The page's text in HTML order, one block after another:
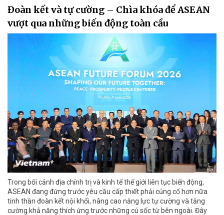
Đoàn kết và tự cường – Chìa khóa để ASEAN
vượt qua những biến động toàn cầu
Trong bối cảnh địa chính trị và kinh tế thế giới liên tục biến động,
ASEAN đang đứng trước yêu cầu cấp thiết phải củng cố hơn nữa
tinh thần đoàn kết nội khối, nâng cao năng lực tự cường và tăng
cường khả năng thích ứng trước những cú sốc từ bên ngoài. Đây